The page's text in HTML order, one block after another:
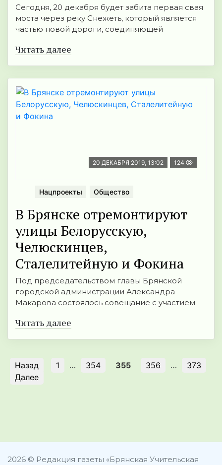
Сегодня, 20 декабря будет забита первая свая
моста через реку Снежеть, который является
частью новой дороги, соединяющей
Читать далее
20 ДЕКАБРЯ 2019, 13:02 124
Нацпроекты Общество
В Брянске отремонтируют
улицы Белорусскую,
Челюскинцев,
Сталелитейную и Фокина
Под председательс­твом главы Брянской
городской администра­ции Александра
Макарова состоялось совещание с участием
Читать далее
Назад 1 … 354 355 356 …
373
Далее
2026 © Редакция газеты «Брянская Учительская